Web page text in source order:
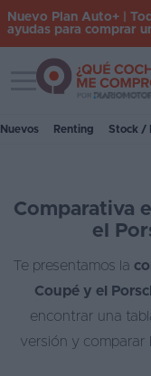
Iniciar
Coches
Renting
Suscripción
Stock
Nuevo Plan Auto+ |
ayudas para comprar
Toggle navigation
Nuevos Renting Stock /
Comparativa
el
Te presentamos la
Coupé y el
encontrar una
versión y comparar